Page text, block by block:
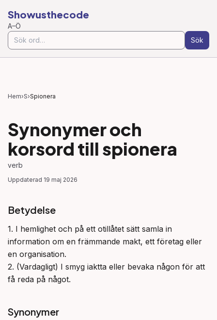
Showusthecode
A–Ö
Sök
Hem›S›Spionera
Synonymer och
korsord till spionera
verb
Uppdaterad 19 maj 2026
Betydelse
1. I hemlighet och på ett otillåtet sätt samla in
information om en främmande makt, ett företag eller
en organisation.
2. (Vardagligt) I smyg iaktta eller bevaka någon för att
få reda på något.
Synonymer